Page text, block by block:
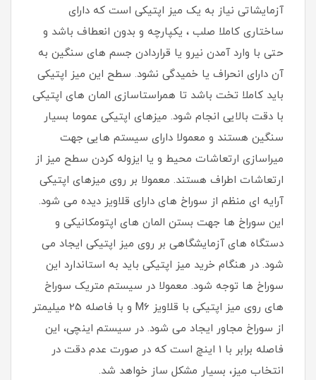
آزمایشاتی نیاز به یک میز اپتیکی است که دارای
ساختاری کاملا صلب ، یکپارچه و بدون انعطاف باشد و
حتی با وارد آمدن نیرو یا قراردادن جسم های سنگین به
آن دارای انحراف یا خمیدگی نشود. سطح این میز اپتیکی
باید کاملا تخت باشد تا همراستاسازی المان های اپتیکی
با دقت بالایی انجام شود. میزهای اپتیکی عموما بسیار
سنگین هستند و معمولا دارای سیستم هایی جهت
میراسازی ارتعاشات محیط و یا ایزوله کردن سطح میز از
ارتعاشات اطراف هستند. معمولا بر روی میزهای اپتیکی
آرایه ای منظم از سوراخ های دارای قلاویز دیده می شود.
این سوراخ ها جهت بستن المان های اپتومکانیکی و
دستگاه های آزمایشگاهی بر روی میز اپتیکی ایجاد می
شود. در هنگام خرید میز اپتیکی باید به استاندارد این
سوراخ ها توجه شود. معمولا در سیستم متریک سوراخ
های روی میز اپتیکی با قلاویز M6 و با فاصله 25 میلیمتر
از سوراخ مجاور ایجاد می شود. در سیستم اینچی، این
فاصله برابر با 1 اینچ است که در صورت عدم دقت در
انتخاب میز، بسیار مشکل ساز خواهد شد.